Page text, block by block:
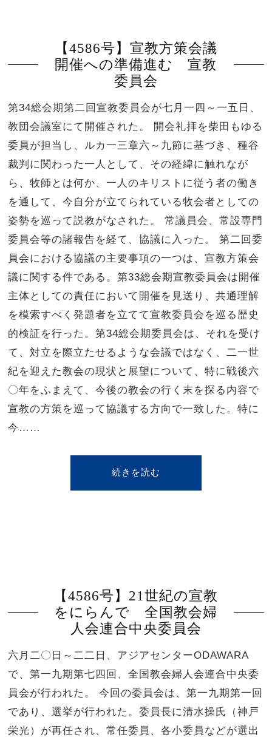
【4586号】宣教方策会議
開催への準備進む 宣教
委員会
第34総会期第二回宣教委員会が七月一四～一五日、
教団会議室にて開催された。 開会礼拝を柴田もゆる
委員が担当し、ルカ一三章六～九節に基づき、種谷
裁判に関わった一人として、その経緯に触れなが
ら、牧師とは何か、一人のキリストに従う者の働き
を通して、今自分が立てられている牧会者としての
姿勢を巡って説教がなされた。 常議員会、常設専門
委員会等の諸報告を経て、協議に入った。 第二回委
員会における協議の主要事項の一つは、宣教方策会
議に関する件である。第33総会期宣教委員会は開催
主体としての責任において開催を見送り、共通理解
を模索すべく発題者を立てて宣教委員会を巡る歴史
的検証を行った。第34総会期委員会は、それを受け
て、対立を際立たせるような会議ではなく、二一世
紀を迎えた教会の現状と展望について、特に戦後六
〇年をふまえて、今後の教会の行く末を探る内容で
宣教の方策を巡って協議する方向で一致した。特に
今……
続きを読む
【4586号】21世紀の宣教
をにらんで 全国教会婦
人会連合中央委員会
六月二〇日～二二日、アジアセンターODAWARA
で、第一九期第七四回、全国教会婦人会連合中央委
員会が行われた。 今回の委員会は、第一九期第一回
であり、選挙が行われた。委員長に清水操氏（神戸
栄光）が再任され、常任委員、各小委員などが選出